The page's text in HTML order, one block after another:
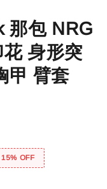
那包 NRG
身形突
甲 臂套
OFF